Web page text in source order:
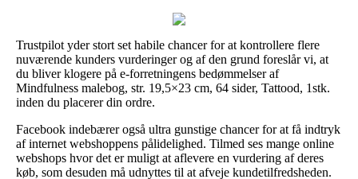
Trustpilot yder stort set habile chancer for at kontrollere flere
nuværende kunders vurderinger og af den grund foreslår vi, at
du bliver klogere på e-forretningens bedømmelser af
Mindfulness malebog, str. 19,5×23 cm, 64 sider, Tattood, 1stk.
inden du placerer din ordre.
Facebook indebærer også ultra gunstige chancer for at få indtryk
af internet webshoppens pålidelighed. Tilmed ses mange online
webshops hvor det er muligt at aflevere en vurdering af deres
køb, som desuden må udnyttes til at afveje kundetilfredsheden.